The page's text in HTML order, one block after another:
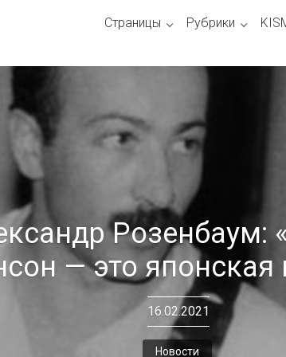
Страницы Рубрики
Розенбаум:
— это японская
16.02.2021
Новости